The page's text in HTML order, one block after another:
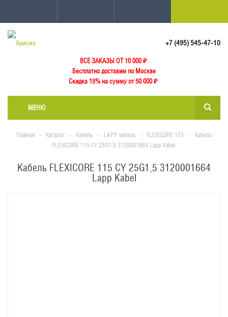
+7 (495) 545-47-10
ВСЕ ЗАКАЗЫ ОТ 10 000₽
Бесплатно доставим по Москве
Скидка 15% на сумму от 50 000 ₽
МЕНЮ
Главная - Каталог - Кабель - LAPP кабель - FLEXICORE 115 -
Кабель
FLEXICORE 115 CY 25G1,5 3120001664 Lapp Kabel
Кабель FLEXICORE 115 CY 25G1,5 3120001664
Lapp Kabel